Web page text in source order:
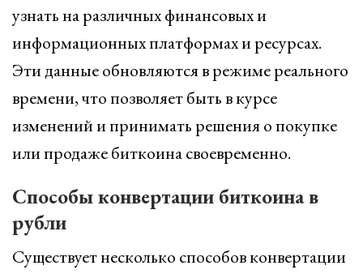
узнать на различных финансовых и
информационных платформах и ресурсах.
Эти данные обновляются в режиме реального
времени, что позволяет быть в курсе
изменений и принимать решения о покупке
или продаже биткоина своевременно.
Способы конвертации биткоина в
рубли
Существует несколько способов конвертации